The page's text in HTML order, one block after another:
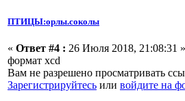
ПТИЦЫ:орлы.соколы
« Ответ #4 : 26 Июля 2018, 21:08:31 »
формат xcd
Вам не разрешено просматривать
Зарегистрируйтесь или войдите на